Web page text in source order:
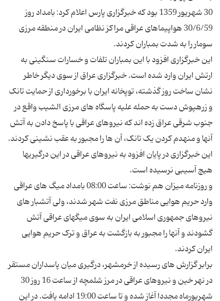
30 شهریور 1359 بود که خبرگزاری پارس اعلام کرد: بامداد روز
30/6/59 هواپیماهای عراقی مراکز نظامی ایران در منطقه مرزی
این خبرگزاری افزود با این بمباران تلفات و خسارات سنگینی به
ارتش ایران وارد شده است. خبرگزاری عراق از سوی دیگر خاطر
نشان ساخت روز گذشته، توپخانه ایران با برخورداری از حمایت تانک
و زرهپوش دست به حمله علیه پاسگاه های مرزی الشیب واقع در
جنوب شرقی عراق زده اند که نیروهای عراقی با پاسخ دادن به آتش
آنها و منهدم کردن یک تانک، آن ها را مجبور به عقب نشینی کردند.
این خبرگزاری در پایان افزود به نیروهای عراقی در این درگیریها
و روزنامه میزان هم نوشت: ساعت 08:00 بامداد میگ های عراقی
وارد حریم هوایی مناطق مرزی نفت شهر شدند، ولی آتشبار های
نیروهای جمهوری اسلامی ایران به سوی میگهای عراقی آتش
گشودند و آنها را مجبور به بازگشت به عراق و ترک حریم هوایی
برابر گزارش های رسیده از خرمشهر، درگیری میان پاسداران مستقر
در نهر خین و نیروهای عراقی در مرز شلمچه از ساعت 16 روز 30
شهریورماه مجددا آغاز شده و تا ساعت 19:00 ادامه یافت. در این